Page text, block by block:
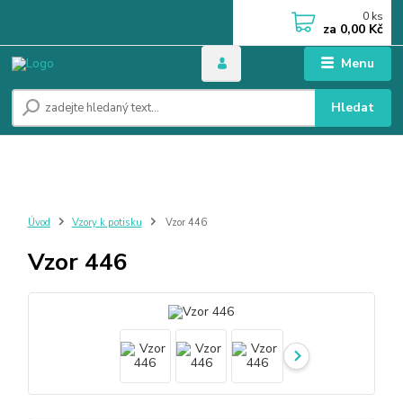
Menu
Hledat
0 ks
za 0,00 Kč
Úvod Vzory k potisku Vzor 446
Vzor 446